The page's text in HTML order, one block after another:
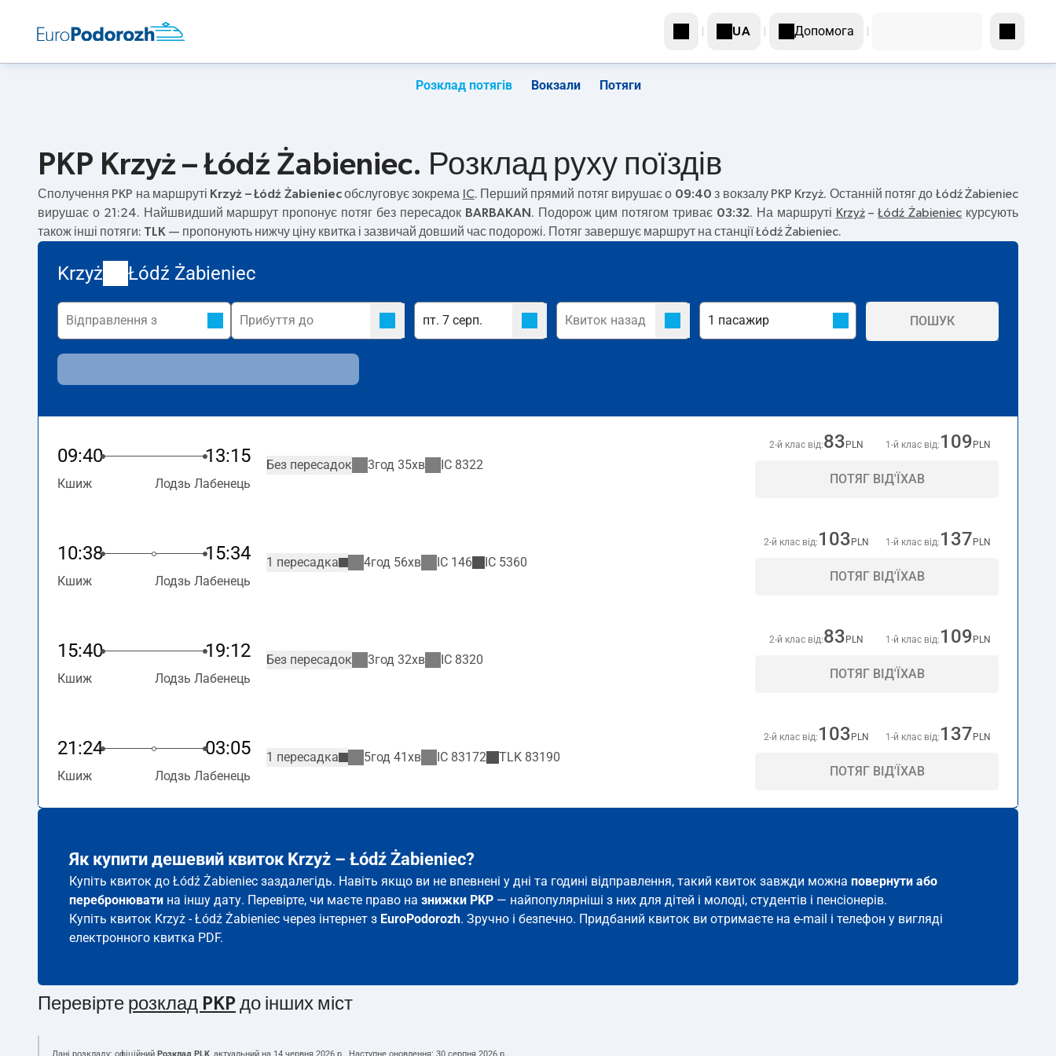
UA Допомога
Розклад потягів Вокзали Потяги
PKP Krzyż – Łódź Żabieniec. Розклад руху поїздів
Сполучення PKP на маршруті Krzyż – Łódź Żabieniecобслуговує зокрема IC. Перший прямий потяг вирушає о 09:40 з вокзалу PKP Krzyż. Останній потяг до Łódź Żabieniec
вирушає о 21:24. Найшвидший маршрут пропонує потяг без пересадок BARBAKAN . Подорож цим потягом триває 03:32. На маршруті Krzyż–Łódź Żabieniec курсують
також інші потяги: TLK — пропонують нижчу ціну квитка і зазвичай довший час подорожі. Потяг завершує маршрут на станції Łódź Żabieniec.
Krzyż Łódź Żabieniec
ПОШУК
09:40 13:15
Кшиж Лодзь Лабенець
Без пересадок 3год 35хв IC 8322
2-й клас від:83 PLN 1-й клас від: 109 PLN
ПОТЯГ ВІД'ЇХАВ
10:38 15:34
Кшиж Лодзь Лабенець
1 пересадка 4год 56хв IC 146 IC 5360
2-й клас від: 103 PLN 1-й клас від: 137 PLN
ПОТЯГ ВІД'ЇХАВ
15:40 19:12
Кшиж Лодзь Лабенець
Без пересадок 3год 32хв IC 8320
2-й клас від:83 PLN 1-й клас від: 109 PLN
ПОТЯГ ВІД'ЇХАВ
21:24 03:05
Кшиж Лодзь Лабенець
1 пересадка 5год 41хв IC 83172 TLK 83190
2-й клас від: 103 PLN 1-й клас від: 137 PLN
ПОТЯГ ВІД'ЇХАВ
Як купити дешевий квиток Krzyż – Łódź Żabieniec?
Купіть квиток до Łódź Żabieniec заздалегідь. Навіть якщо ви не впевнені у дні та годині відправлення, такий квиток завжди можна повернути або
перебронювати на іншу дату. Перевірте, чи маєте право на знижки PKP — найпопулярніші з них для дітей і молоді, студентів і пенсіонерів.
Купіть квиток Krzyż - Łódź Żabieniec через інтернет з EuroPodorozh. Зручно і безпечно. Придбаний квиток ви отримаєте на e-mail і телефон у вигляді
електронного квитка PDF.
Перевірте розклад PKP до інших міст